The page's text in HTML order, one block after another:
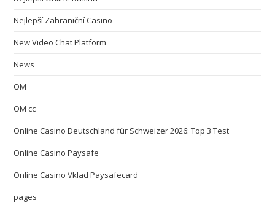
Nejlepší Zahraniční Casino
New Video Chat Platform
News
OM
OM cc
Online Casino Deutschland für Schweizer 2026: Top 3 Test
Online Casino Paysafe
Online Casino Vklad Paysafecard
pages